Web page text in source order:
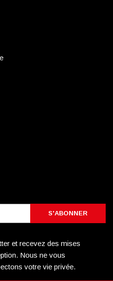
S'ABONNER
et recevez des mises
Nous ne vous
votre vie privée.